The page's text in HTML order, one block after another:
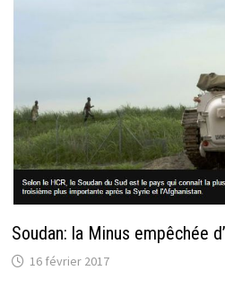
Soudan: la Minus empêchée
16 février 2017